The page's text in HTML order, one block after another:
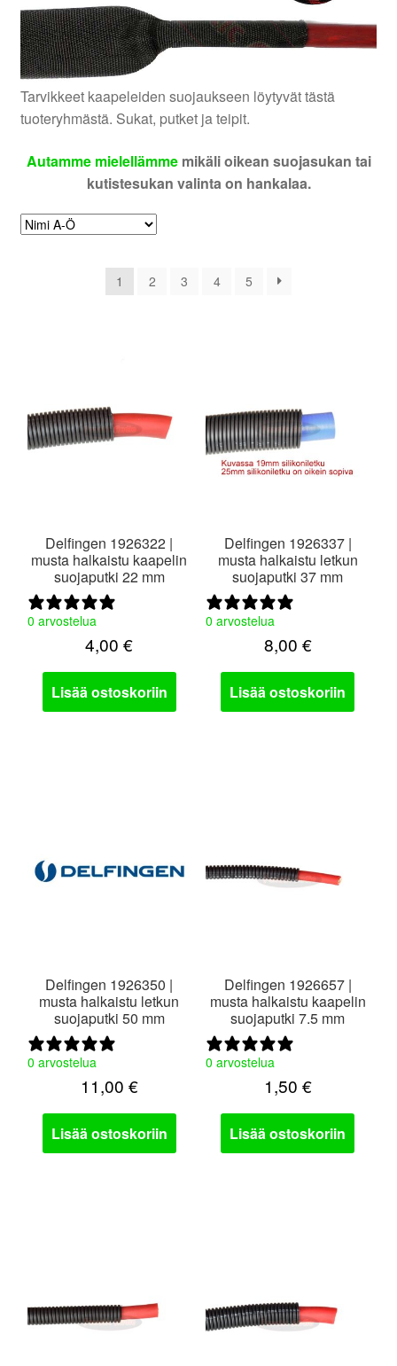
Kaiuttimet
Laajenna
alemman
Tarvikkeet
alemman
Autokohtaiset
tason
Vaimennus
Laajenna
Tarjoukset
valikko
Tarvikkeet kaapeleiden suojaukseen löytyvät tästä
tuoteryhmästä. Sukat, putket ja teipit.
Autamme mielellämmemikäli oikean suojasukan tai
kutistesukan valinta on hankalaa.
1 2 3 4 5
Delfingen 1926322 |
musta halkaistu kaapelin
suojaputki 22 mm
0 arvostelua
4,00€
Lisää ostoskoriin
Delfingen 1926337 |
musta halkaistu letkun
suojaputki 37 mm
0 arvostelua
8,00 €
Lisää ostoskoriin
Delfingen 1926350 |
musta halkaistu letkun
suojaputki 50 mm
0 arvostelua
11,00 €
Lisää ostoskoriin
Delfingen 1926657 |
musta halkaistu kaapelin
suojaputki 7.5 mm
0 arvostelua
1,50 €
Lisää ostoskoriin